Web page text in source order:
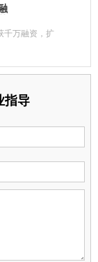
千万融资，扩
指导